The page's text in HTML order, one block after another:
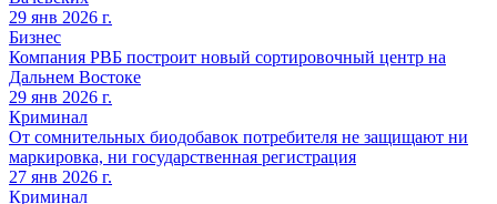
29 янв 2026 г.
Бизнес
Компания РВБ построит новый сортировочный центр на
Дальнем Востоке
29 янв 2026 г.
Криминал
От сомнительных биодобавок потребителя не защищают ни
маркировка, ни государственная регистрация
27 янв 2026 г.
Криминал